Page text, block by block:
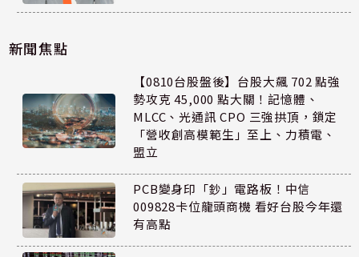
新聞焦點
【0810台股盤後】台股大飆 702 點強
勢攻克 45,000 點大關！記憶體、
MLCC、光通訊 CPO 三強拱頂，鎖定
「營收創高模範生」至上、力積電、
盟立
PCB變身印「鈔」電路板！中信
009828卡位龍頭商機 看好台股今年還
有高點